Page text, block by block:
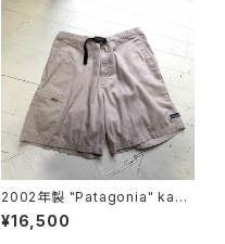
2002年製 "Patagonia" kang
ri shorts
¥16,500